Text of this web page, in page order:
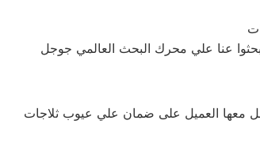
عنا علي محرك البحث العالمي جوجل
معها العميل على ضمان علي عيوب ثلاجات